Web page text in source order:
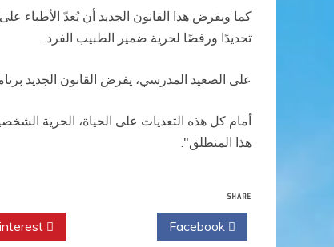
كما ويفرض هذا القانون الجديد أن يُعدّ الأطباء
تحديدًا ورفضًا لحرية ضمير الطبيب الفرد.
على الصعيد المدرسي، يفرض القانون الجديد
أمام كل هذه التعديات على الحياة، الحرية
هذا المنطلق".
SHARE